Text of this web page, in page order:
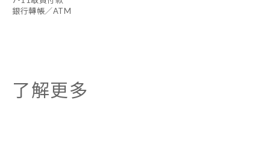
銀行轉帳／ATM
了解更多